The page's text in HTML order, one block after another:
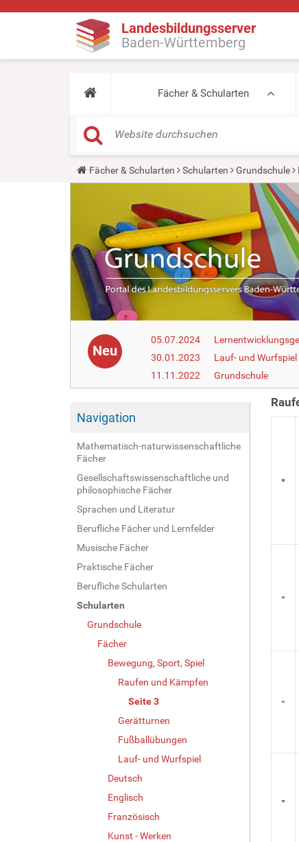
Landesbildungsserver
Baden-Württemberg
Fächer & Schularten
Y
o
e
r
e
Fächer & Schularten Schularten Grundschule
Neu
05.07.2024
30.01.2023
Lauf- und Wurfspiel
11.11.2022
Grundschule
Navigation
Mathematisch-naturwissenschaftliche
Fächer
Gesellschaftswissenschaftliche und
philosophische Fächer
Sprachen und Literatur
Berufliche Fächer und Lernfelder
Musische Fächer
Praktische Fächer
Berufliche Schularten
Schularten
Grundschule
Fächer
Bewegung, Sport, Spiel
Raufen und Kämpfen
Seite 3
Gerätturnen
Fußballübungen
Lauf- und Wurfspiel
Deutsch
Englisch
Französisch
Kunst - Werken